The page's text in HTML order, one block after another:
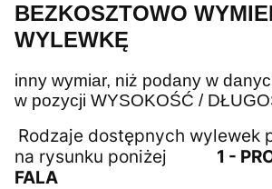
BEZKOSZTOWO
WYLEWKĘ
inny wymiar, niż podany w
w pozycji WYSOKOŚĆ /
Rodzaje dostępnych wylewek
na rysunku poniżej 1 -
FALA